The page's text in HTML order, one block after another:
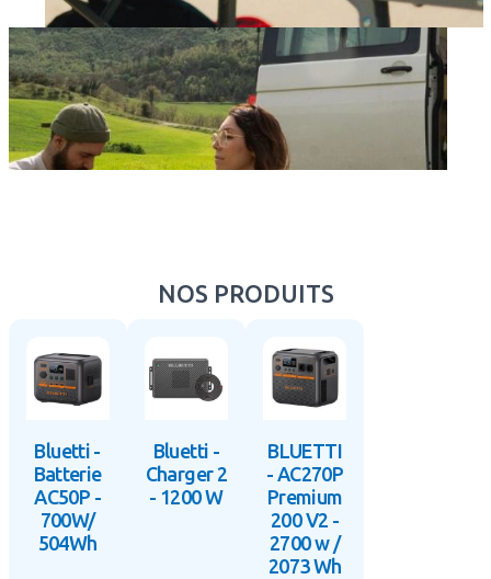
Technologie
La Bluetti Premium 100 V2 intègre des technologies
avancées assurant sécurité, confort d’utilisation et
performances durables. Sa batterieLithium Fer Phosphate
NOS PRODUITS
Bluetti -
Batterie
AC50P -
700W/
504Wh
Bluetti -
Charger 2
- 1200 W
BLUETTI
- AC270P
Premium
200 V2 -
2700 w /
2073 Wh